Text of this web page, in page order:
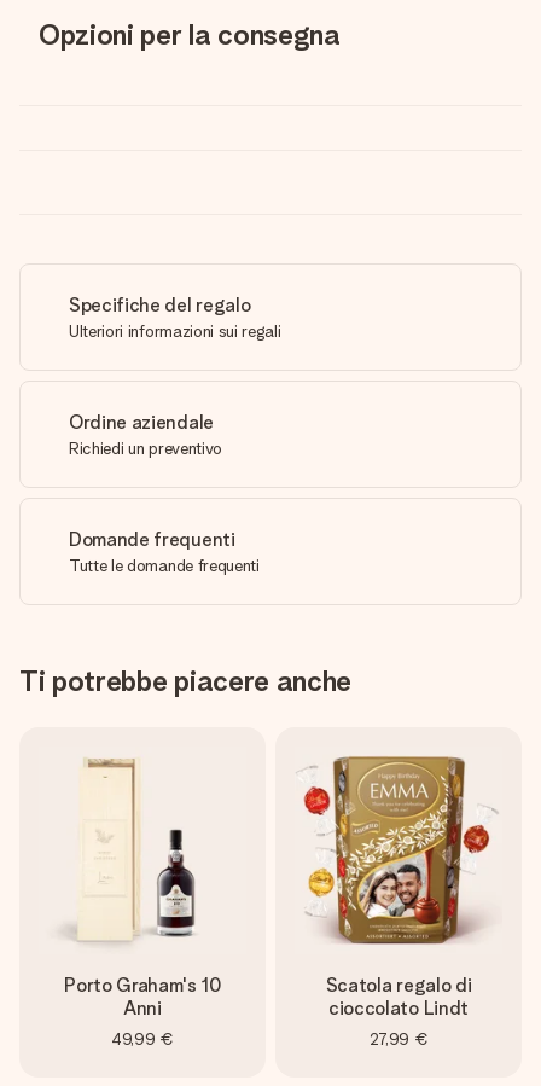
Opzioni per la consegna
Specifiche del regalo
Ulteriori informazioni sui regali
Ordine aziendale
Richiedi un preventivo
Domande frequenti
Tutte le domande frequenti
Ti potrebbe piacere anche
Porto Graham's 10
Anni
49,99 €
Scatola regalo di
cioccolato Lindt
27,99 €